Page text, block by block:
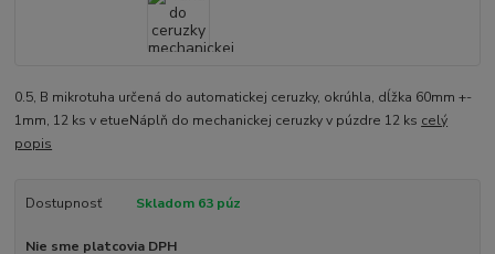
0.5, B mikrotuha určená do automatickej ceruzky, okrúhla, dĺžka 60mm +-
1mm, 12 ks v etueNáplň do mechanickej ceruzky v púzdre 12 ks celý
popis
Dostupnosť Skladom 63 púz
Nie sme platcovia DPH